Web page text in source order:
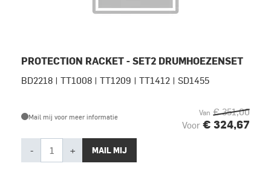
PROTECTION RACKET - SET2 DRUMHOEZENSET
BD2218 | TT1008 | TT1209 | TT1412 | SD1455
Mail mij voor meer informatie Van € 351,00
Voor € 324,67
- + MAIL MIJ